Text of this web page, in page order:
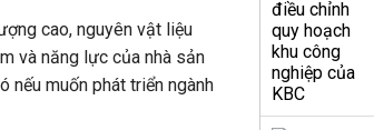
cao, nguyên vật liệu
và năng lực của nhà sản
nếu muốn phát triển ngành